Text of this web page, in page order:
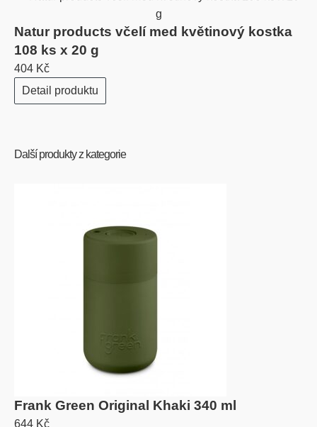
Natur products včelí med květinový kostka
108 ks x 20 g
404 Kč
Detail produktu
Další produkty z kategorie
Frank Green Original Khaki 340 ml
644 Kč